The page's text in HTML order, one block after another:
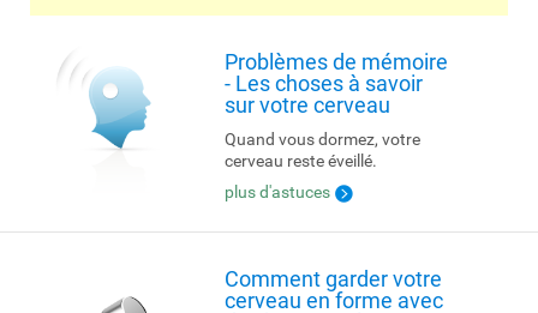
Problèmes de mémoire
- Les choses à savoir
sur votre cerveau
Quand vous dormez, votre
cerveau reste éveillé.
plus d'astuces
Comment garder votre
cerveau en forme avec